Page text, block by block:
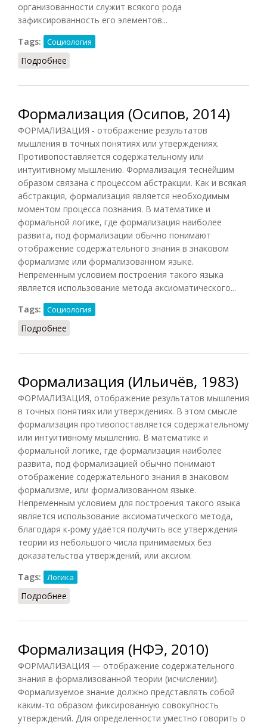
организованности служит всякого рода
зафиксированность его элементов...
Tags:
Социология
Подробнее
Формализация (Осипов, 2014)
ФОРМАЛИЗАЦИЯ - отображение результатов
мышления в точных понятиях или утверждениях.
Противопоставляется содержательному или
интуитивному мышлению. Формализация теснейшим
образом связана с процессом абстракции. Как и всякая
абстракция, формализация является необходимым
моментом процесса познания. В математике и
формальной логике, где формализация наиболее
развита, под формализации обычно понимают
отображение содержательного знания в знаковом
формализме или формализованном языке.
Непременным условием построения такого языка
является использование метода аксиоматического...
Tags:
Социология
Подробнее
Формализация (Ильичёв, 1983)
ФОРМАЛИЗАЦИЯ, отображение результатов мышления
в точных понятиях или утверждениях. В этом смысле
формализация противопоставляется содержательному
или интуитивному мышлению. В математике и
формальной логике, где формализация наиболее
развита, под формализацией обычно понимают
отображение содержательного знания в знаковом
формализме, или формализованном языке.
Непременным условием для построения такого языка
является использование аксиоматического метода,
благодаря к-рому удаётся получить все утверждения
теории из небольшого числа принимаемых без
доказательства утверждений, или аксиом.
Tags:
Логика
Подробнее
Формализация (НФЭ, 2010)
ФОРМАЛИЗАЦИЯ — отображение содержательного
знания в формализованной теории (исчислении).
Формализуемое знание должно представлять собой
каким-то образом фиксированную совокупность
утверждений. Для определенности уместно говорить о